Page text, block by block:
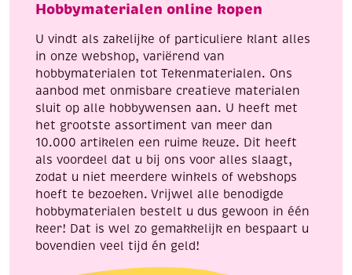
Hobbymaterialen online kopen
U vindt als zakelijke of particuliere klant alles
in onze webshop, variërend van
hobbymaterialen tot Tekenmaterialen. Ons
aanbod met onmisbare creatieve materialen
sluit op alle hobbywensen aan. U heeft met
het grootste assortiment van meer dan
10.000 artikelen een ruime keuze. Dit heeft
als voordeel dat u bij ons voor alles slaagt,
zodat u niet meerdere winkels of webshops
hoeft te bezoeken. Vrijwel alle benodigde
hobbymaterialen bestelt u dus gewoon in één
keer! Dat is wel zo gemakkelijk en bespaart u
bovendien veel tijd én geld!